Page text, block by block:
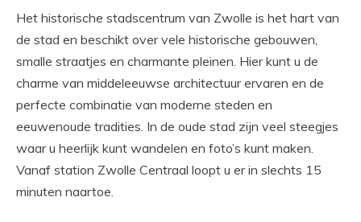
Het historische stadscentrum van Zwolle is het hart van
de stad en beschikt over vele historische gebouwen,
smalle straatjes en charmante pleinen. Hier kunt u de
charme van middeleeuwse architectuur ervaren en de
perfecte combinatie van moderne steden en
eeuwenoude tradities. In de oude stad zijn veel steegjes
waar u heerlijk kunt wandelen en foto’s kunt maken.
Vanaf station Zwolle Centraal loopt u er in slechts 15
minuten naartoe.